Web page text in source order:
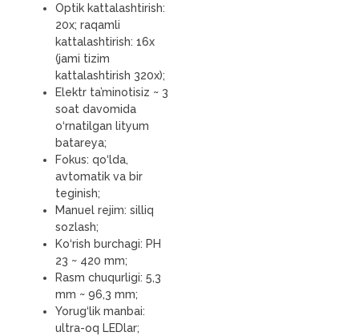
Optik kattalashtirish:
20x; raqamli
kattalashtirish: 16x
(jami tizim
kattalashtirish 320x);
Elektr ta’minotisiz ~ 3
soat davomida
o‘rnatilgan lityum
batareya;
Fokus: qo‘lda,
avtomatik va bir
teginish;
Manuel rejim: silliq
sozlash;
Ko‘rish burchagi: PH
23 ~ 420 mm;
Rasm chuqurligi: 5,3
mm ~ 96,3 mm;
Yorug‘lik manbai:
ultra-oq LEDlar;